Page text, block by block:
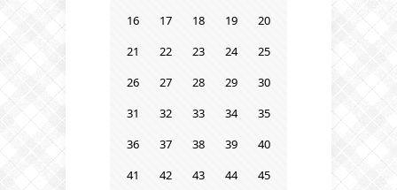
16
17 18 19
20
21
22 23 24
25
26
27 28 29
30
31
32 33 34
35
36
37 38 39
40
41
42 43 44
45